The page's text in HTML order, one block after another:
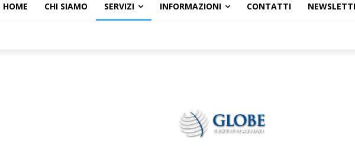
HOME CHI SIAMO SERVIZI INFORMAZIONI CONTATTI